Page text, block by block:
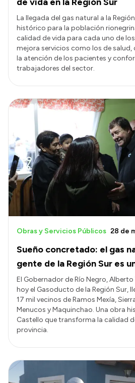
La llegada del gas natural a la
histórico para la población
calidad de vida para cada uno de
mejora servicios como los de salud,
la atención de los pacientes y
trabajadores del sector.
Sueño concretado: el gas
gente de la Región Sur es
Obras y Servicios Públicos 28 de
El Gobernador de Río Negro,
hoy el Gasoducto de la Región Sur,
17 mil vecinos de Ramos Mexía,
Menucos y Maquinchao. Una obra
Castello que transforma la calidad
provincia.